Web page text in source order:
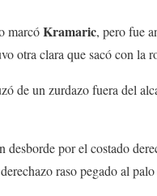
marcóKramaric, pero fue
otra clara que sacó con la
de un zurdazo fuera del
desborde por el costado
raso pegado al